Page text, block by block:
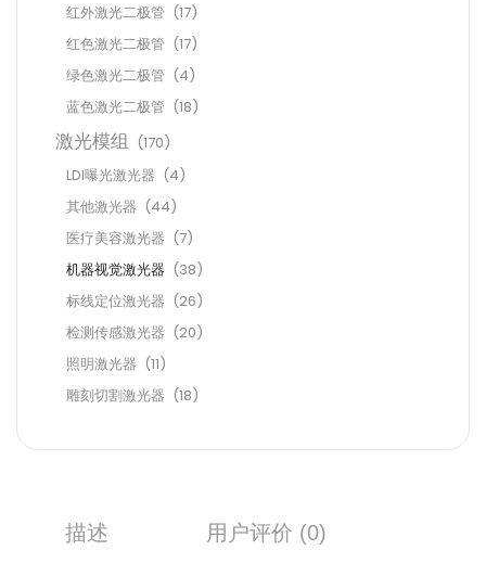
红外激光二极管 (17)
红色激光二极管 (17)
绿色激光二极管 (4)
蓝色激光二极管 (18)
激光模组 (170)
LDI曝光激光器 (4)
其他激光器 (44)
医疗美容激光器 (7)
机器视觉激光器 (38)
标线定位激光器 (26)
检测传感激光器 (20)
照明激光器 (11)
雕刻切割激光器 (18)
描述 用户评价 (0)